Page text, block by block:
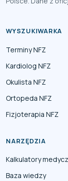
WYSZUKIWARKA
Terminy NFZ
Kardiolog NFZ
Okulista NFZ
Ortopeda NFZ
Fizjoterapia NFZ
NARZĘDZIA
Kalkulatory
Baza wiedzy